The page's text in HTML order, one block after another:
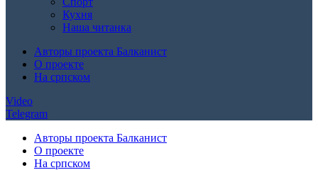
Кухня
Наша читанка
Авторы проекта Балканист
О проекте
На српском
Video
Telegram
Авторы проекта Балканист
О проекте
На српском